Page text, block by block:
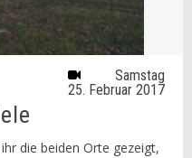
Samstag
25. Februar 2017
die beiden Orte gezeigt,